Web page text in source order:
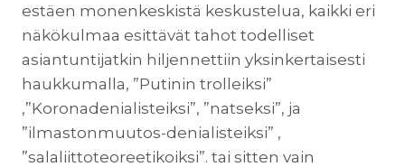
estäen monenkeskistä keskustelua, kaikki eri
näkökulmaa esittävät tahot todelliset
asiantuntijatkin hiljennettiin yksinkertaisesti
haukkumalla, ”Putinin trolleiksi”
,”Koronadenialisteiksi”, ”natseksi”, ja
”ilmastonmuutos-denialisteiksi” ,
”salaliittoteoreetikoiksi”. tai sitten vain